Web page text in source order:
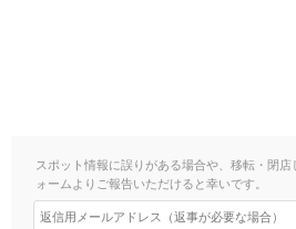
スポット情報に誤りがある場合や、移転・閉
ォームよりご報告いただけると幸いです。